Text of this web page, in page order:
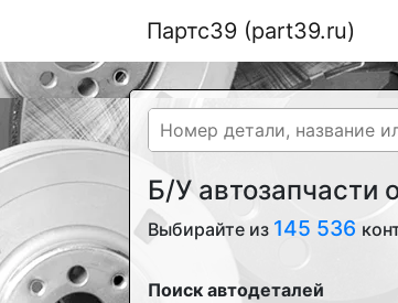
Партс39 (part39.ru)
Б/У автозапчасти
Выбирайте из 145 536
Поиск автодеталей